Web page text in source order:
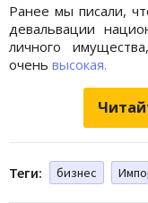
Ранее мы писали,
девальвации
личного
очень высокая.
Теги: бизнес